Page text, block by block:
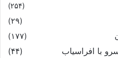
(۲۵۴)
(۲۹)
(۱۷۷)
با افراسیاب
(۴۴)